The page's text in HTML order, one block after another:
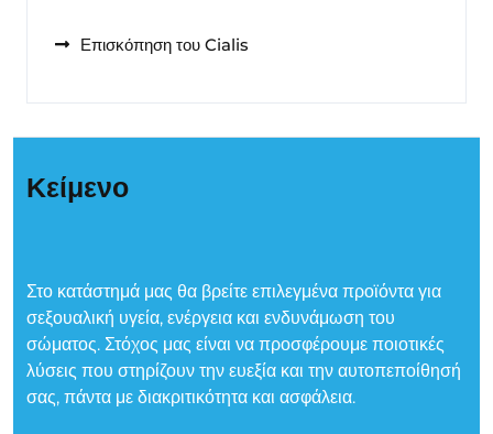
Επισκόπηση του Cialis
Κείμενο
Στο κατάστημά μας θα βρείτε επιλεγμένα προϊόντα για
σεξουαλική υγεία, ενέργεια και ενδυνάμωση του
σώματος. Στόχος μας είναι να προσφέρουμε ποιοτικές
λύσεις που στηρίζουν την ευεξία και την αυτοπεποίθησή
σας, πάντα με διακριτικότητα και ασφάλεια.